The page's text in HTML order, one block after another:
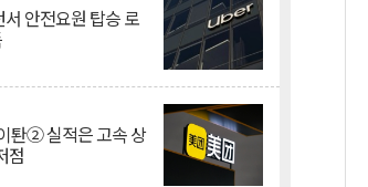
서 안전요원 탑승 로
퇀② 실적은 고속 상
점